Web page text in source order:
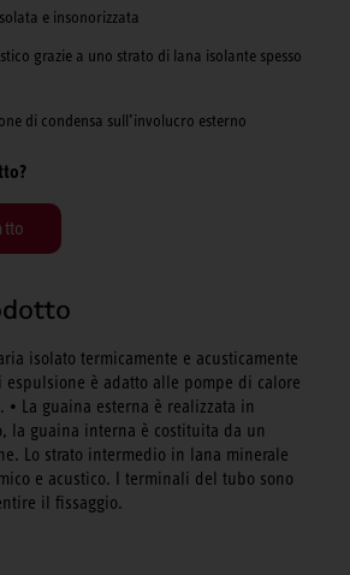
e insonorizzata
grazie a uno strato di lana isolante spesso
di condensa sull’involucro esterno
isolato termicamente e acusticamente
è adatto alle pompe di calore
La guaina esterna è realizzata in
la guaina interna è costituita da un
Lo strato intermedio in lana minerale
e acustico. I terminali del tubo sono
il fissaggio.